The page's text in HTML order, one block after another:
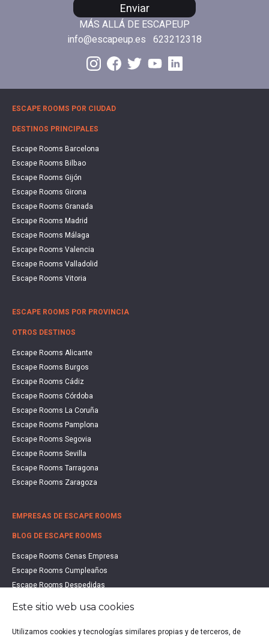
Enviar
MÁS ALLÁ DE ESCAPEUP
info@escapeup.es 623212318
ESCAPE ROOMS POR CIUDAD
DESTINOS PRINCIPALES
Escape Rooms Barcelona
Escape Rooms Bilbao
Escape Rooms Gijón
Escape Rooms Girona
Escape Rooms Granada
Escape Rooms Madrid
Escape Rooms Málaga
Escape Rooms Valencia
Escape Rooms Valladolid
Escape Rooms Vitoria
ESCAPE ROOMS POR PROVINCIA
OTROS DESTINOS
Escape Rooms Alicante
Escape Rooms Burgos
Escape Rooms Cádiz
Escape Rooms Córdoba
Escape Rooms La Coruña
Escape Rooms Pamplona
Escape Rooms Segovia
Escape Rooms Sevilla
Escape Rooms Tarragona
Escape Rooms Zaragoza
EMPRESAS DE ESCAPE ROOMS
BLOG DE ESCAPE ROOMS
Escape Rooms Cenas Empresa
Escape Rooms Cumpleaños
Escape Rooms Despedidas
Escape Rooms Familias
Escape Rooms Halloween
Este sitio web usa cookies
Utilizamos cookies y tecnologías similares propias y de terceros, de